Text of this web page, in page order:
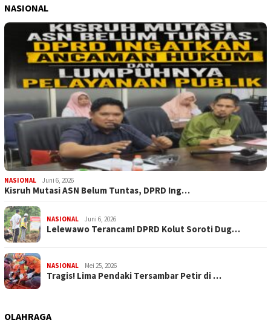
NASIONAL
NASIONAL Juni 6, 2026
Kisruh Mutasi ASN Belum Tuntas, DPRD Ing…
NASIONAL Juni 6, 2026
Lelewawo Terancam! DPRD Kolut Soroti Dug…
NASIONAL Mei 25, 2026
Tragis! Lima Pendaki Tersambar Petir di …
OLAHRAGA